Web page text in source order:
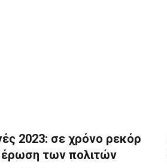
2023: σε χρόνο ρεκόρ
των πολιτών